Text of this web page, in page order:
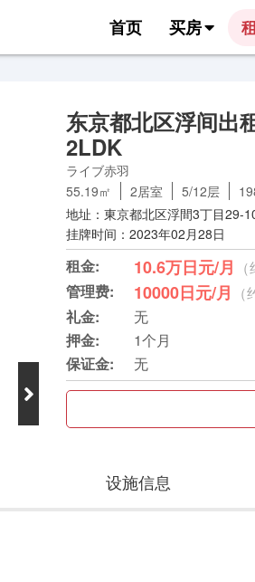
首页 买房
东京都北区浮间出
2LDK
ライブ赤羽
55.19㎡
2居室 5/12层
地址：東京都北区浮間3丁目29-
挂牌时间：2023年02月28日
租金: 10.6万日元/月
管理费:
10000日元/月
礼金:
无
押金:
1个月
保证金:
无
设施信息